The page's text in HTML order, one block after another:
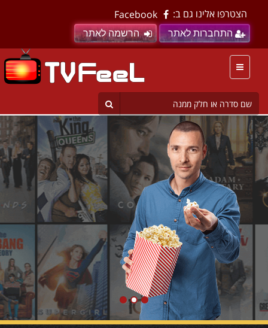
הצטרפו אלינו גם ב: Facebook
התחברות לאתר הרשמה לאתר